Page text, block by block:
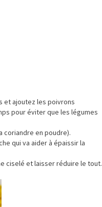
et ajoutez les poivrons
pour éviter que les légumes
coriandre en poudre).
qui va aider à épaissir la
ciselé et laisser réduire le tout.